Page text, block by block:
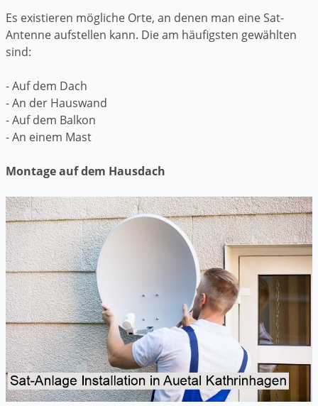
Es existieren mögliche Orte, an denen man eine Sat-
Antenne aufstellen kann. Die am häufigsten gewählten
sind:
- Auf dem Dach
- An der Hauswand
- Auf dem Balkon
- An einem Mast
Montage auf dem Hausdach